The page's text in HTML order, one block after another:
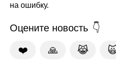
на ошибку.
Оцените новость
❤️ 🙏 😹